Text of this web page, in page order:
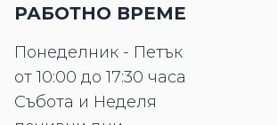
РАБОТНО ВРЕМЕ
Понеделник - Петък
от 10:00 до 17:30 часа
Събота и Неделя